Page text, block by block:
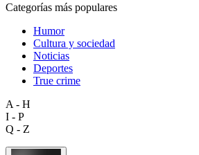
Categorías más populares
Humor
Cultura y sociedad
Noticias
Deportes
True crime
A - H
I - P
Q - Z